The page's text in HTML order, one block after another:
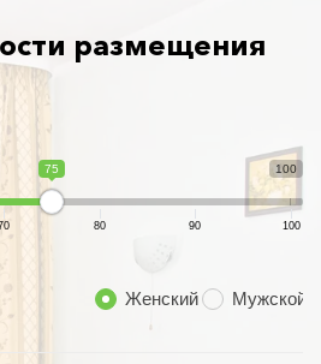
размещения